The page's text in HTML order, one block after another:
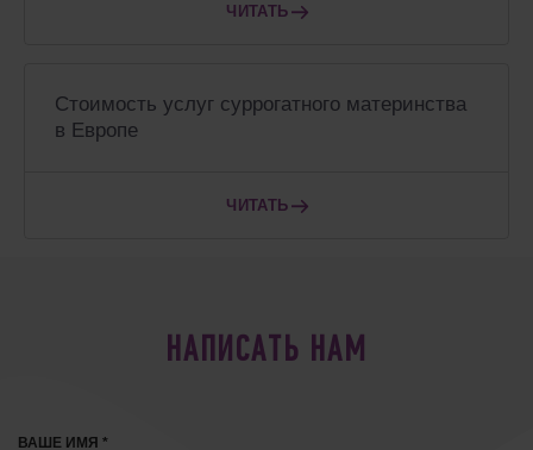
ЧИТАТЬ
Стоимость услуг суррогатного материнства
в Европе
ЧИТАТЬ
НАПИСАТЬ НАМ
ВАШЕ ИМЯ *